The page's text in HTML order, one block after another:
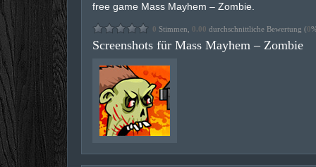
free game Mass Mayhem – Zombie.
0 Stimmen, 0.00 durchschnittliche Bewertung (0
Screenshots für Mass Mayhem – Zombie